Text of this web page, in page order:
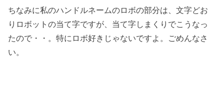
ちなみに私のハンドルネームのロボの部分は、文字どお
りロボットの当て字ですが、当て字しまくりでこうなっ
たので・・。特にロボ好きじゃないですよ。ごめんなさ
い。